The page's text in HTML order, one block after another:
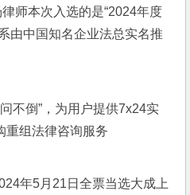
师本次入选的是“2024年度
由中国知名企业法总实名推
不倒”，为用户提供7x24实
重组法律咨询服务
年5月21日全票当选大成上